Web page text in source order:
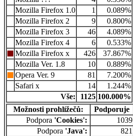
Mozilla Firefox 1.0
1
0.089%
Mozilla Firefox 2
9
0.800%
Mozilla Firefox 3
46
4.089%
Mozilla Firefox 4
6
0.533%
Mozilla Firefox x
426
37.867%
Mozilla Ver. 1.8
10
0.889%
Opera Ver. 9
81
7.200%
Safari x
14
1.244%
Vše:
1125 100.000%
Možnosti prohlížečů: Podporuje
Podpora 'Cookies': 1039
Podpora 'Java': 821